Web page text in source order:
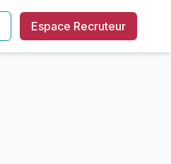
Espace Recruteur